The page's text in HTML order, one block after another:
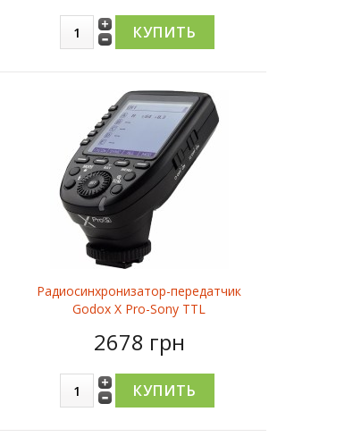
Радиосинхронизатор-передатчик
Godox X Pro-Sony TTL
2678 грн